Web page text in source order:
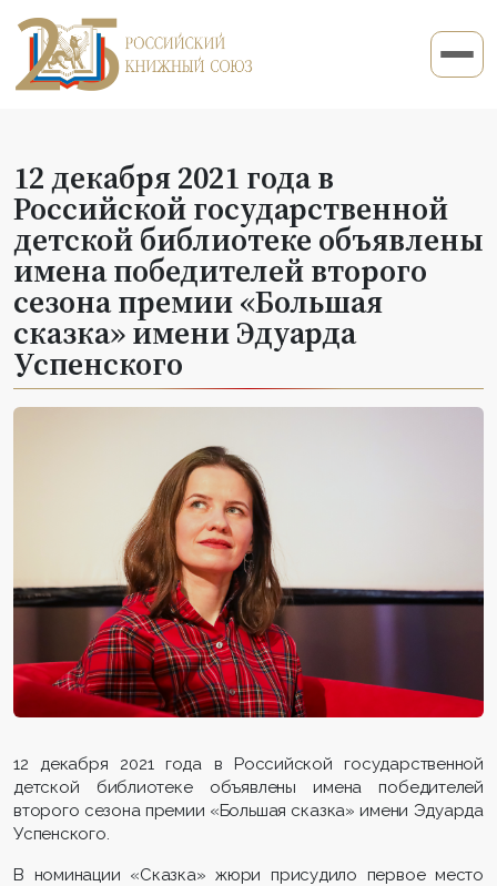
12 декабря 2021 года в
Российской государственной
детской библиотеке объявлены
имена победителей второго
сезона премии «Большая
сказка» имени Эдуарда
Успенского
12 декабря 2021 года в Российской государственной
детской библиотеке объявлены имена победителей
второго сезона премии «Большая сказка» имени Эдуарда
Успенского.
В номинации «Сказка» жюри присудило первое место